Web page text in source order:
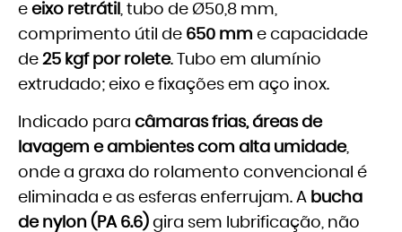
e eixo retrátil , tubo de Ø50,8 mm,
comprimento útil de 650 mm e capacidade
de 25 kgf por rolete. Tubo em alumínio
extrudado; eixo e fixações em aço inox.
Indicado para câmaras frias, áreas de
lavagem e ambientes com alta umidade,
onde a graxa do rolamento convencional é
eliminada e as esferas enferrujam. A bucha
de nylon (PA 6.6) gira sem lubrificação, não